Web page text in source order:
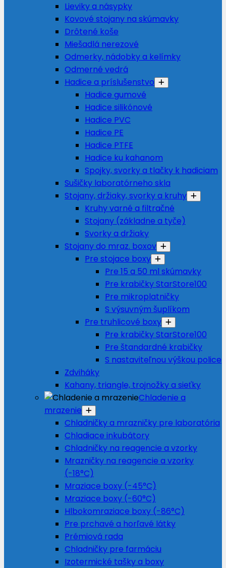
Lieviky a násypky
Kovové stojany na skúmavky
Drôtené koše
Miešadlá nerezové
Odmerky, nádobky a kelímky
Odmerné vedrá
Hadice a príslušenstvo
Hadice gumové
Hadice silikónové
Hadice PVC
Hadice PE
Hadice PTFE
Hadice ku kahanom
Spojky, svorky a tlačky k hadiciam
Sušičky laboratórneho skla
Stojany, držiaky, svorky a kruhy
Kruhy varné a filtračné
Stojany (základne a tyče)
Svorky a držiaky
Stojany do mraz. boxov
Pre stojace boxy
Pre 15 a 50 ml skúmavky
Pre krabičky StarStore100
Pre mikroplatničky
S výsuvným šuplíkom
Pre truhlicové boxy
Pre krabičky StarStore100
Pre štandardné krabičky
S nastaviteľnou výškou police
Zdviháky
Kahany, triangle, trojnožky a sieťky
Chladenie a
mrazenie
Chladničky a mrazničky pre laboratória
Chladiace inkubátory
Chladničky na reagencie a vzorky
Mrazničky na reagencie a vzorky
(-18°C)
Mraziace boxy (-45°C)
Mraziace boxy (-60°C)
Hlbokomraziace boxy (-86°C)
Pre prchavé a horľavé látky
Prémiová rada
Chladničky pre farmáciu
Izotermické tašky a boxy